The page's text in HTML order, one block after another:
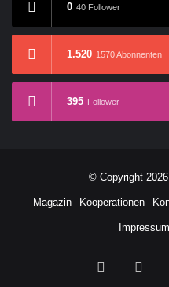
0 40 Follower
1.520 1570 Abonnenten
395 Follower
© Copyright
Magazin Kooperationen
Impressum
Facebook